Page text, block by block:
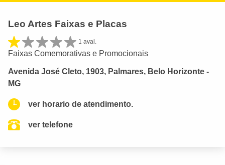
Leo Artes Faixas e Placas
1 aval.
Faixas Comemorativas e Promocionais
Avenida José Cleto, 1903, Palmares, Belo Horizonte -
MG
ver horario de atendimento.
ver telefone